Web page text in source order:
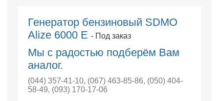
Генератор бензиновый SDMO
Alize 6000 E - Под заказ
Мы с радостью подберём Вам
аналог.
(044) 357-41-10, (067) 463-85-86, (050) 404-
58-49, (093) 170-17-06